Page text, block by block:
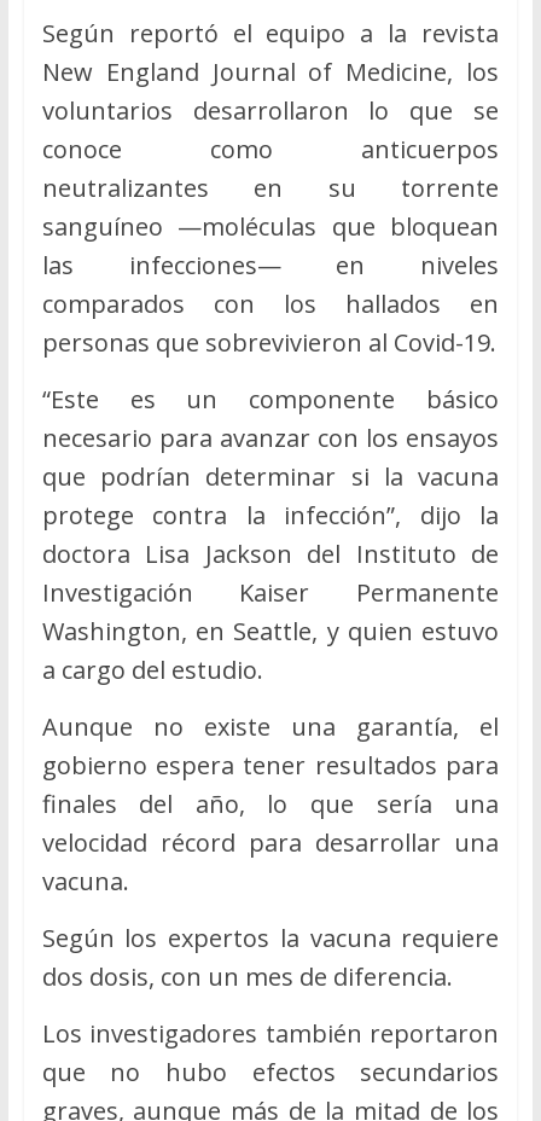
Según reportó el equipo a la revista
New England Journal of Medicine, los
voluntarios desarrollaron lo que se
conoce como anticuerpos
neutralizantes en su torrente
sanguíneo —moléculas que bloquean
las infecciones— en niveles
comparados con los hallados en
personas que sobrevivieron al Covid-19.
“Este es un componente básico
necesario para avanzar con los ensayos
que podrían determinar si la vacuna
protege contra la infección”, dijo la
doctora Lisa Jackson del Instituto de
Investigación Kaiser Permanente
Washington, en Seattle, y quien estuvo
a cargo del estudio.
Aunque no existe una garantía, el
gobierno espera tener resultados para
finales del año, lo que sería una
velocidad récord para desarrollar una
vacuna.
Según los expertos la vacuna requiere
dos dosis, con un mes de diferencia.
Los investigadores también reportaron
que no hubo efectos secundarios
graves, aunque más de la mitad de los